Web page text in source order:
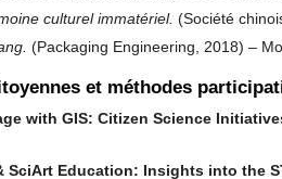
culturel immatériel. (Société
(Packaging Engineering, 2018) –
et méthodes
with GIS: Citizen Science
Education: Insights into the